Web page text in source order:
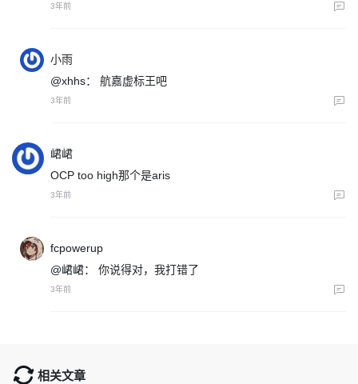
3年前
小雨
@xhhs：
航嘉虚标王吧
3年前
峮峮
OCP too high那个是aris
3年前
fcpowerup
@峮峮：
你说得对，我打错了
3年前
相关文章